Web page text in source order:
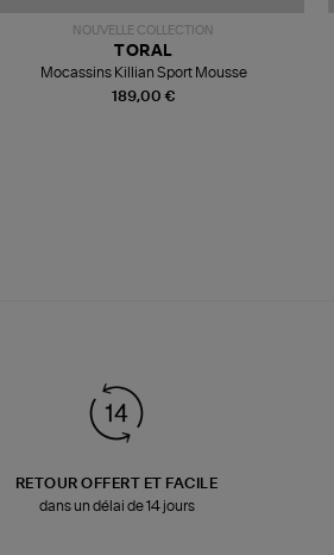
NOUVELLE COLLECTION
189,00 €
TORAL
Mocassins Killian Sport Mousse
RETOUR OFFERT ET FACILE
dans un délai de 14 jours